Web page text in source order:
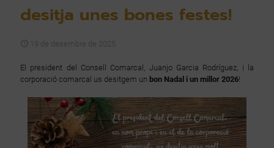
desitja unes bones festes!
19 de desembre de 2025
El president del Consell Comarcal, Juanjo Garcia Rodríguez, i la
corporació comarcal us desitgem un bon Nadal i un millor 2026!